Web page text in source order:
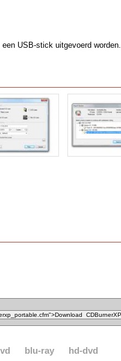
USB-stick uitgevoerd worden.
blu-ray hd-dvd